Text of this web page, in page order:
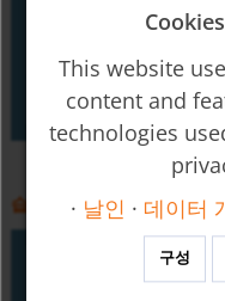
습도
This website
content and
technologies
· 날인 · 데이터
구성